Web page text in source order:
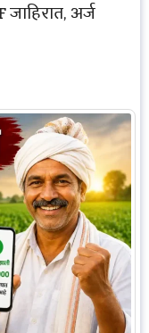
जाहिरात, अर्ज